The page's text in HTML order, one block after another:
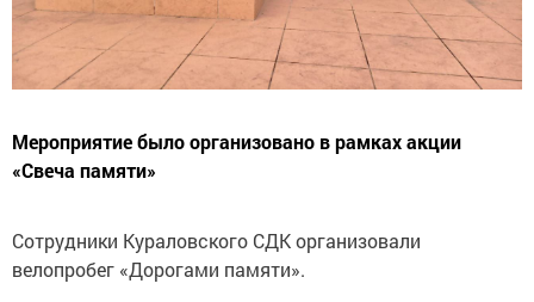
Мероприятие было организовано в рамках акции
«Свеча памяти»
Сотрудники Кураловского СДК организовали
велопробег «Дорогами памяти».